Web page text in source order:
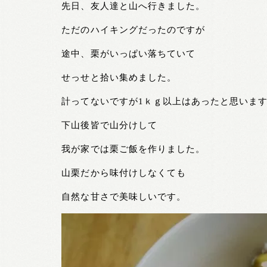
先日、友人達と山へ行きました。
ただのハイキングだったのですが
途中、栗がいっぱい落ちていて
せっせと拾い集めました。
計ってないですが1ｋｇ以上はあったと思いま
下山後皆で山分けして
我が家では栗ご飯を作りました。
山栗だから味付けしなくても
自然な甘さで美味しいです。